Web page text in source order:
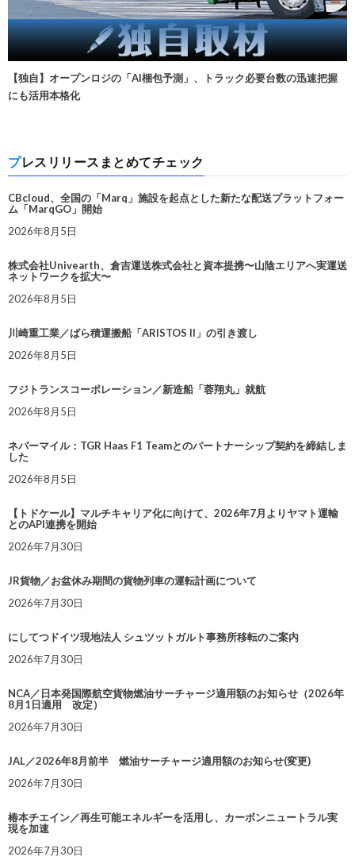
【独自】オープンロジの「AI梱包予測」、トラック必要台数の迅速把握
にも活用本格化
プレスリリースまとめてチェック
CBcloud、全国の「Marq」施設を起点とした新たな配送プラットフォー
ム「MarqGO」開始
2026年8月5日
株式会社Univearth、倉吉運送株式会社と資本提携〜山陰エリアへ実運送
ネットワークを拡大〜
2026年8月5日
川崎重工業／ばら積運搬船「ARISTOS II」の引き渡し
2026年8月5日
フジトランスコーポレーション／新造船「蓉翔丸」就航
2026年8月5日
ネバーマイル：TGR Haas F1 Teamとのパートナーシップ契約を締結しま
した
2026年8月5日
【トドケール】マルチキャリア化に向けて、2026年7月よりヤマト運輸
とのAPI連携を開始
2026年7月30日
JR貨物／お盆休み期間の貨物列車の運転計画について
2026年7月30日
にしてつドイツ現地法人 シュツットガルト事務所移転のご案内
2026年7月30日
NCA／日本発国際航空貨物燃油サーチャージ適用額のお知らせ（2026年
8月1日適用 改定）
2026年7月30日
JAL／2026年8月前半 燃油サーチャージ適用額のお知らせ(変更)
2026年7月30日
椿本チエイン／再生可能エネルギーを活用し、カーボンニュートラル実
現を加速
2026年7月30日